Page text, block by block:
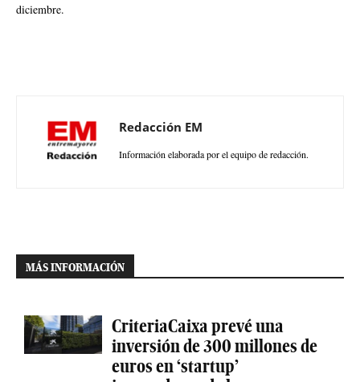
diciembre.
Redacción EM
Información elaborada por el equipo de redacción.
MÁS INFORMACIÓN
CriteriaCaixa prevé una
inversión de 300 millones de
euros en ‘startup’